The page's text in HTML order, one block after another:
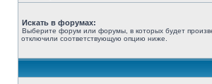
Искать в форумах:
Выберите форум или форумы, в которых будет
отключили соответствующую опцию ниже.